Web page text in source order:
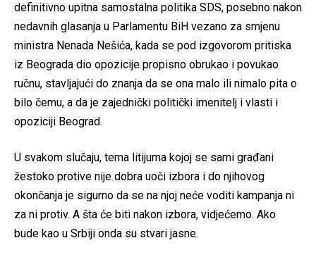
definitivno upitna samostalna politika SDS, posebno nakon
nedavnih glasanja u Parlamentu BiH vezano za smjenu
ministra Nenada Nešića, kada se pod izgovorom pritiska
iz Beograda dio opozicije propisno obrukao i povukao
ručnu, stavljajući do znanja da se ona malo ili nimalo pita o
bilo čemu, a da je zajednički politički imenitelj i vlasti i
opoziciji Beograd.
U svakom slučaju, tema litijuma kojoj se sami građani
žestoko protive nije dobra uoči izbora i do njihovog
okončanja je sigurno da se na njoj neće voditi kampanja ni
za ni protiv. A šta će biti nakon izbora, vidjećemo. Ako
bude kao u Srbiji onda su stvari jasne.